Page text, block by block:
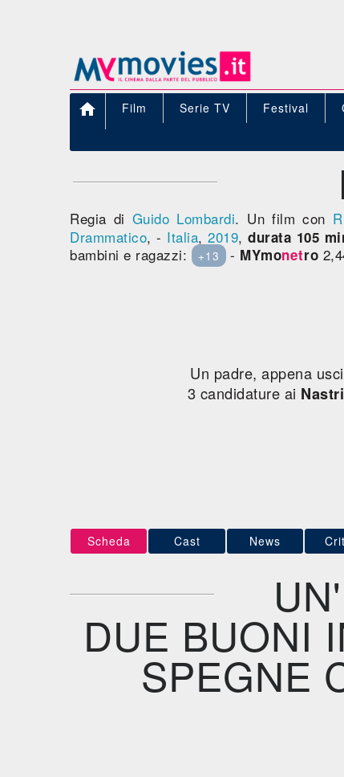
 Film Serie TV Festival
Regia di Guido Lombardi. Un film con
Drammatico, - Italia,2019,durata 105
bambini e ragazzi:
+13 - MYmonetro
Un padre, appena
3 candidature ai
Scheda Cast News
DUE BUONI
SPEGNE